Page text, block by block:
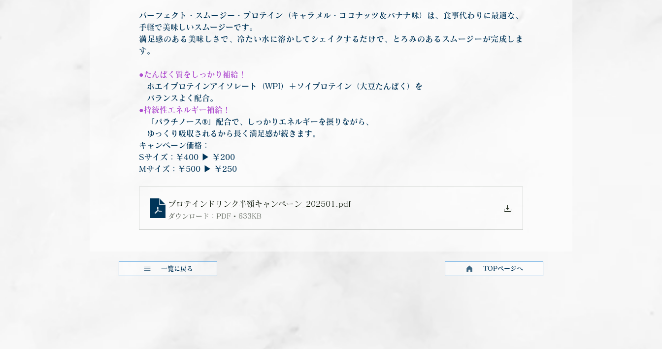
パーフェクト・スムージー・プロテイン（キャラメル・ココナッツ＆バナナ味）は、食事代わりに最適な、
手軽で美味しいスムージーです。
満足感のある美味しさで、冷たい水に溶かしてシェイクするだけで、とろみのあるスムージーが完成しま
す。
●たんぱく質をしっかり補給！
ホエイプロテインアイソレート（WPI）＋ソイプロテイン（大豆たんぱく）を
バランスよく配合。
●持続性エネルギー補給！
「パラチノース®」配合で、しっかりエネルギーを摂りながら、
ゆっくり吸収されるから長く満足感が続きます。
キャンペーン価格：
Sサイズ：￥400 ▶︎ ￥200
Mサイズ：￥500 ▶︎ ￥250
プロテインドリンク半額キャンペーン_202501 .pdf
ダウンロード：PDF • 633KB
一覧に戻る TOPページへ